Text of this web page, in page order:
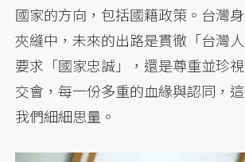
國家的方向，包括國籍政策。台灣
夾縫中，未來的出路是貫徹「台灣
要求「國家忠誠」，還是尊重並珍
交會，每一份多重的血緣與認同，
我們細細思量。